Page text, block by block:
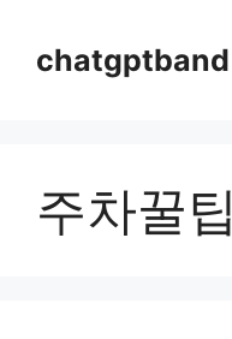
chatgptband
주차꿀팁